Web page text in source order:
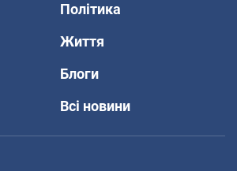
Політика
Життя
Блоги
Всі новини